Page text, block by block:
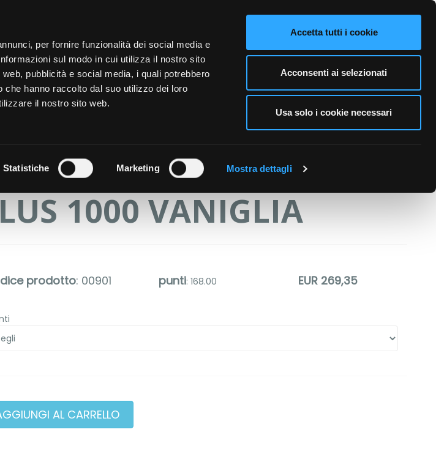
per fornire funzionalità dei social media e
sul modo in cui utilizza il nostro sito
pubblicità e social media, i quali potrebbero
hanno raccolto dal suo utilizzo dei loro
il nostro sito web.
Statistiche Marketing Mostra dettagli
Accetta tutti i cookie
Acconsenti ai selezionati
Usa solo i cookie necessari
LINGUE
NAZIONE VENDITA
CONTATTI
NUTRIZIONE CURA DELLA PERSONA CURA DELL'AMBIENTE BUSINESS
FIT9 - ALOE
+ ALOE BIO 100% E
1000 VANIGLIA
prodotto: 00901 punti: 168.00 EUR 269,35